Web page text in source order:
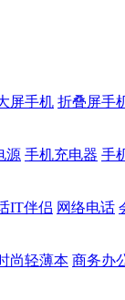
屏手机 折叠屏手
源 手机充电器 手
IT伴侣 网络电话
尚轻薄本 商务办